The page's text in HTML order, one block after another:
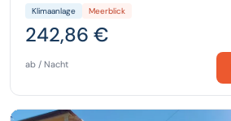
Klimaanlage Meerblick
242,86 €
ab / Nacht